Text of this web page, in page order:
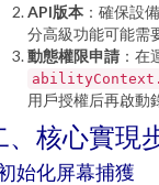
API版本 ：確保設
分高級功能可能需
動態權限申請 ：在
用戶授權后再啟動
、核心實現
始化屏幕捕獲